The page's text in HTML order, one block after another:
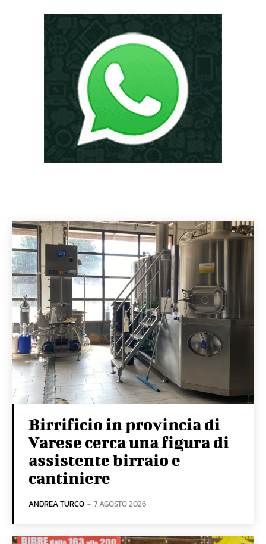
Birrificio in provincia di
Varese cerca una figura di
assistente birraio e
cantiniere
ANDREA TURCO - 7 AGOSTO 2026